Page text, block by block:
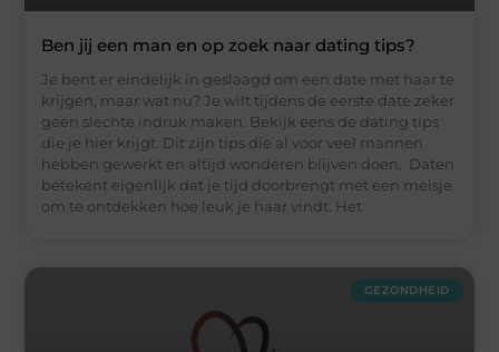
Ben jij een man en op zoek naar dating tips?
Je bent er eindelijk in geslaagd om een date met haar te
krijgen, maar wat nu? Je wilt tijdens de eerste date zeker
geen slechte indruk maken. Bekijk eens de dating tips
die je hier krijgt. Dit zijn tips die al voor veel mannen
hebben gewerkt en altijd wonderen blijven doen. Daten
betekent eigenlijk dat je tijd doorbrengt met een meisje
om te ontdekken hoe leuk je haar vindt. Het
GEZONDHEID